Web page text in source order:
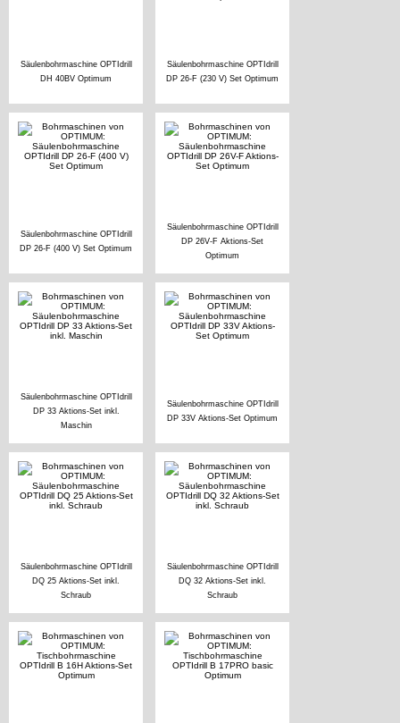
Säulenbohrmaschine OPTIdrill
DH 40BV Optimum
Säulenbohrmaschine OPTIdrill
DP 26-F (230 V) Set Optimum
Säulenbohrmaschine OPTIdrill
DP 26-F (400 V) Set Optimum
Säulenbohrmaschine OPTIdrill
DP 26V-F Aktions-Set
Optimum
Säulenbohrmaschine OPTIdrill
DP 33 Aktions-Set inkl.
Maschin
Säulenbohrmaschine OPTIdrill
DP 33V Aktions-Set Optimum
Säulenbohrmaschine OPTIdrill
DQ 25 Aktions-Set inkl.
Schraub
Säulenbohrmaschine OPTIdrill
DQ 32 Aktions-Set inkl.
Schraub